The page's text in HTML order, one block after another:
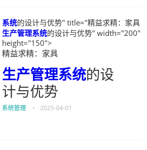
系统的设计与优势" title="精益求精：家具
生产管理系统的设计与优势" width="200"
height="150">
精益求精：家具
生产管理系统的设
计与优势
系统管理 • 2025-04-01